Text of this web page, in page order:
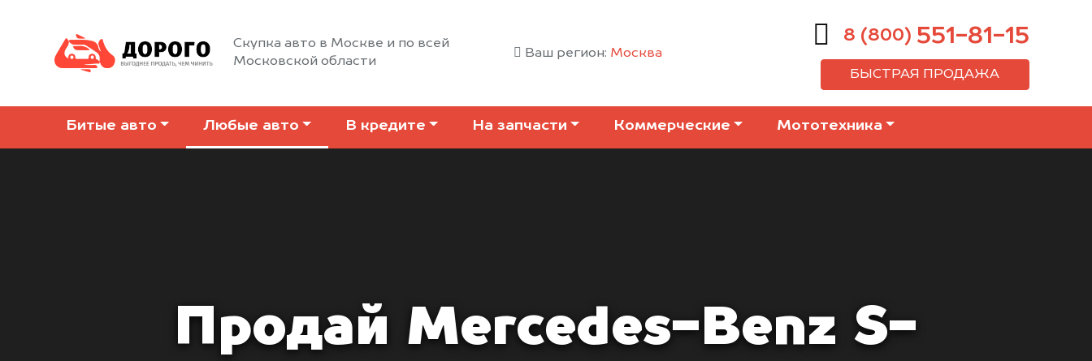
Скупка авто в Москве и по всей
Московской области
Ваш регион: Москва
8 (800) 551-81-15
БЫСТРАЯ ПРОДАЖА
Битые авто Любые авто В кредите На запчасти Коммерческие Мототехника
Продай Mercedes-Benz S-